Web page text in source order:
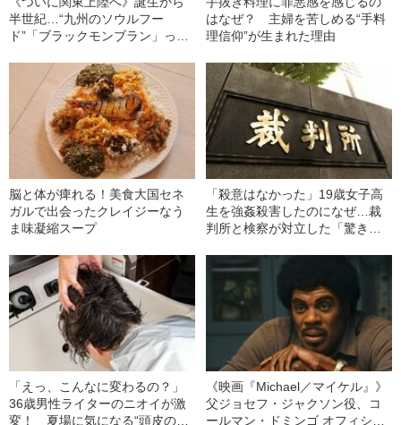
半世紀…“九州のソウルフー
ド”「ブラックモンブラン」って
はなぜ？ 主婦を苦しめる“手料
理信仰”が生まれた理由
脳と体が痺れる！美食大国セネ
ガルで出会ったクレイジーなう
ま味凝縮スープ
「殺意はなかった」19歳女子高
生を強姦殺害したのになぜ…裁
判所と検察が対立した「驚きの
「えっ、こんなに変わるの？」
36歳男性ライターのニオイが激
変！ 夏場に気になる“頭皮のニ
《映画『Michael／マイケル』》
父ジョセフ・ジャクソン役、コ
ールマン・ドミンゴ オフィシャ